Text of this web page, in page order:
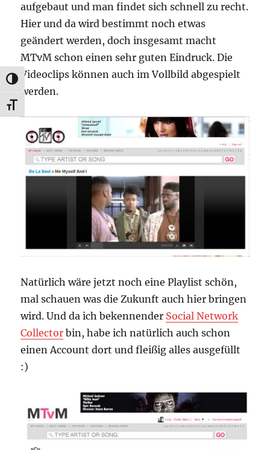
UMSCHALTEN AUF HOHE KONTRASTE
SCHRIFT VERGRÖSSERN
aufgebaut und man findet sich schnell zu recht.
Hier und da wird bestimmt noch etwas
geändert werden, doch insgesamt macht
MTvM schon einen sehr guten Eindruck. Die
Videoclips können auch im Vollbild abgespielt
werden.
Natürlich wäre jetzt noch eine Playlist schön,
mal schauen was die Zukunft auch hier bringen
wird. Und da ich bekennender Social Network
Collector bin, habe ich natürlich auch schon
einen Account dort und fleißig alles ausgefüllt
:)